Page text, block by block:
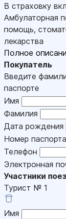
В страховку
Амбулаторная
помощь,
лекарства
Полное
Покупатель
Введите
паспорте
Имя
Фамилия
Дата рождения
Номер паспорта
Телефон
Электронная
Участники
Турист № 1
Имя